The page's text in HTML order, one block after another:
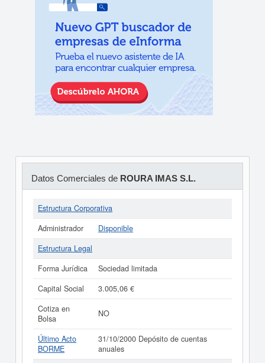
Datos Comerciales de ROURA IMAS S.L.
Estructura Corporativa
Administrador
Disponible
Estructura Legal
Forma Jurídica
Sociedad limitada
Capital Social
3.005,06 €
Cotiza en
Bolsa
NO
Último Acto
BORME
31/10/2000 Depósito de cuentas
anuales